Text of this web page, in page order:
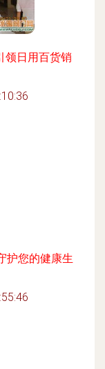
领日用百货销
护您的健康生